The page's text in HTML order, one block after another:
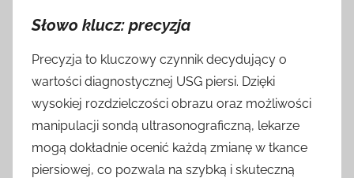
Słowo klucz: precyzja
Precyzja to kluczowy czynnik decydujący o
wartości diagnostycznej USG piersi. Dzięki
wysokiej rozdzielczości obrazu oraz możliwości
manipulacji sondą ultrasonograficzną, lekarze
mogą dokładnie ocenić każdą zmianę w tkance
piersiowej, co pozwala na szybką i skuteczną